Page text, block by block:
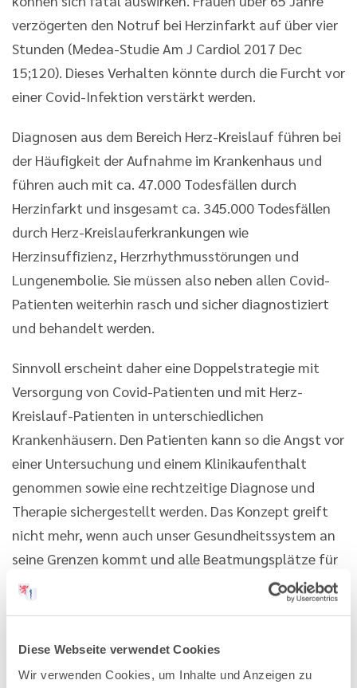
Diese Webseite verwendet Cookies
Wir verwenden Cookies, um Inhalte und Anzeigen zu
verzögerten den Notruf bei Herzinfarkt auf über vier
Stunden (Medea-Studie Am J Cardiol 2017 Dec
15;120). Dieses Verhalten könnte durch die Furcht vor
einer Covid-Infektion verstärkt werden.
Diagnosen aus dem Bereich Herz-Kreislauf führen bei
der Häufigkeit der Aufnahme im Krankenhaus und
führen auch mit ca. 47.000 Todesfällen durch
Herzinfarkt und insgesamt ca. 345.000 Todesfällen
durch Herz-Kreislauferkrankungen wie
Herzinsuffizienz, Herzrhythmusstörungen und
Lungenembolie. Sie müssen also neben allen Covid-
Patienten weiterhin rasch und sicher diagnostiziert
und behandelt werden.
Sinnvoll erscheint daher eine Doppelstrategie mit
Versorgung von Covid-Patienten und mit Herz-
Kreislauf-Patienten in unterschiedlichen
Krankenhäusern. Den Patienten kann so die Angst vor
einer Untersuchung und einem Klinikaufenthalt
genommen sowie eine rechtzeitige Diagnose und
Therapie sichergestellt werden. Das Konzept greift
nicht mehr, wenn auch unser Gesundheitssystem an
seine Grenzen kommt und alle Beatmungsplätze für
Covid-Patienten gebraucht werden.
Häufung der Erkrankung und Medea- Daten sprechen
neben einer ausreichenden Versorgung von Covid-
Patienten für eine jederzeitige Sicherstellung der